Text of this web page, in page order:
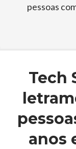
pessoas
Tech
anos